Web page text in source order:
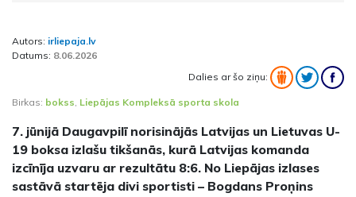
Autors: irliepaja.lv
Datums: 8.06.2026
Dalies ar šo ziņu:
Birkas: bokss, Liepājas Kompleksā sporta skola
7. jūnijā Daugavpilī norisinājās Latvijas un Lietuvas U-
19 boksa izlašu tikšanās, kurā Latvijas komanda
izcīnīja uzvaru ar rezultātu 8:6. No Liepājas izlases
sastāvā startēja divi sportisti – Bogdans Proņins